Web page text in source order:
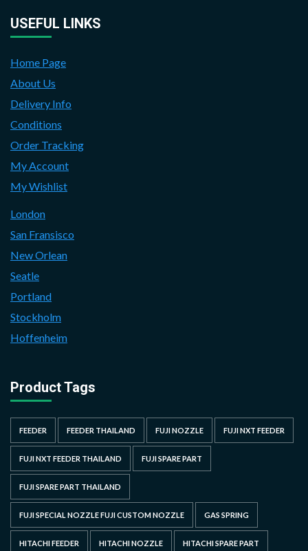
USEFUL LINKS
Home Page
About Us
Delivery Info
Conditions
Order Tracking
My Account
My Wishlist
London
San Fransisco
New Orlean
Seatle
Portland
Stockholm
Hoffenheim
Product Tags
FEEDER FEEDER THAILAND FUJI NOZZLE FUJI NXT FEEDER
FUJI NXT FEEDER THAILAND FUJI SPARE PART
FUJI SPARE PART THAILAND
FUJI SPECIAL NOZZLE FUJI CUSTOM NOZZLE GAS SPRING
HITACHI FEEDER HITACHI NOZZLE HITACHI SPARE PART